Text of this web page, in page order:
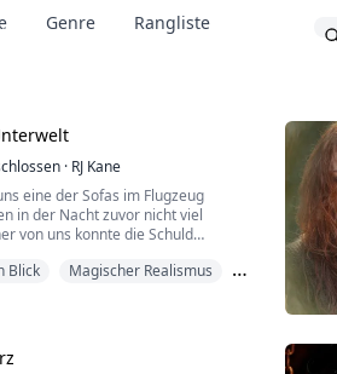
Genre
Rangliste
· RJ Kane
eine der Sofas im Flugzeug
in der Nacht zuvor nicht viel
von uns konnte die Schuld
wie er mich geweckt hat.
und...
Blick
Magischer Realismus